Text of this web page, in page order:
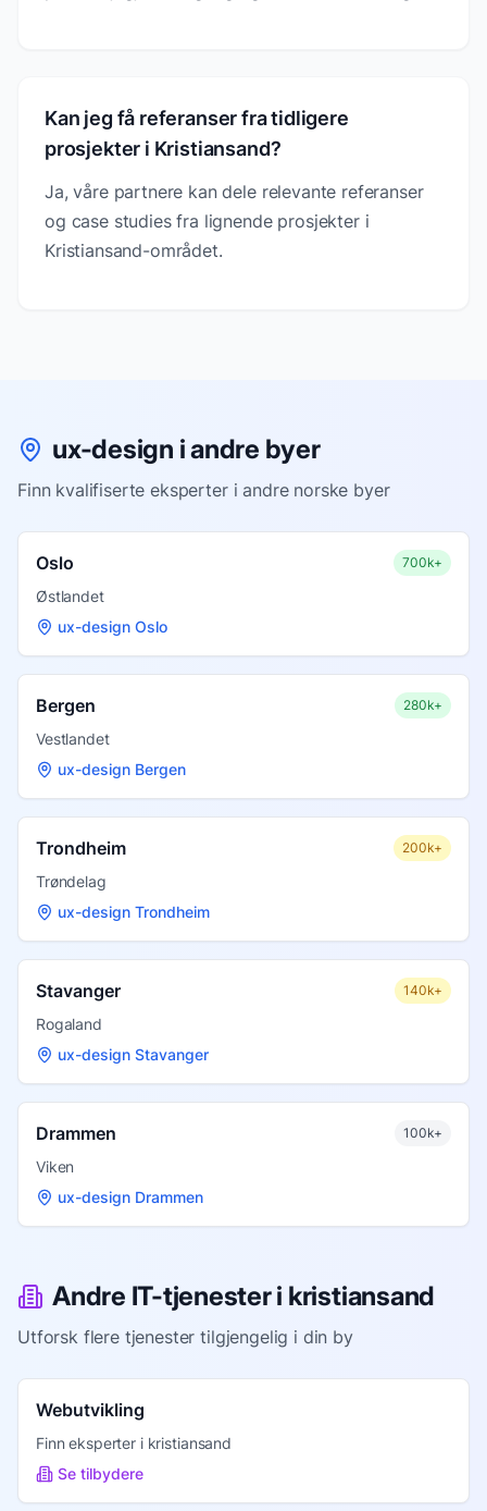
Kan jeg få referanser fra tidligere
prosjekter i Kristiansand?
Ja, våre partnere kan dele relevante referanser
og case studies fra lignende prosjekter i
Kristiansand-området.
ux-design i andre byer
Finn kvalifiserte eksperter i andre norske byer
Oslo 700k+
Østlandet
ux-design Oslo
Bergen 280k+
Vestlandet
ux-design Bergen
Trondheim 200k+
Trøndelag
ux-design Trondheim
Stavanger 140k+
Rogaland
ux-design Stavanger
Drammen 100k+
Viken
ux-design Drammen
Andre IT-tjenester i kristiansand
Utforsk flere tjenester tilgjengelig i din by
Webutvikling
Finn eksperter i kristiansand
Se tilbydere